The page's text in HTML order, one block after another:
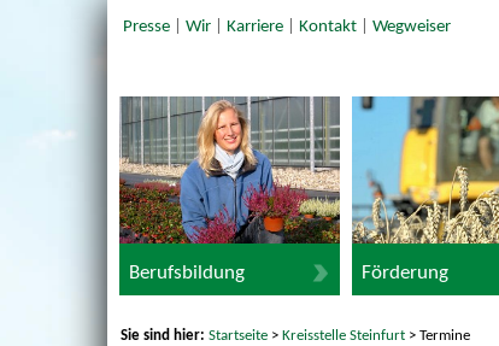
Presse| Wir| Karriere| Kontakt| Wegweiser
Berufsbildung Förderung
Sie sind hier:Startseite >Kreisstelle Steinfurt > Termine